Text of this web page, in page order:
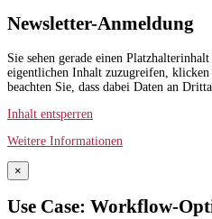
Newsletter-Anmeldung
Sie sehen gerade einen
eigentlichen Inhalt zuzugreifen,
beachten Sie, dass dabei Daten an
Inhalt entsperren
Weitere Informationen
×
Use Case: Workflow-